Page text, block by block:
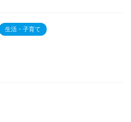
生活・子育て